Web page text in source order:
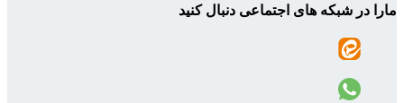
مارا در شبکه های اجتماعی دنبال کنید